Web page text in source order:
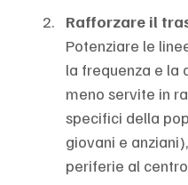
Rafforzare il
Potenziare le
la frequenza e la
meno servite in
specifici della
giovani e
periferie al